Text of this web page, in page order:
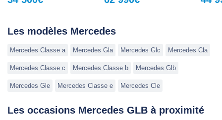
- Assistant limitation de vitesse avec système de lecture
des panneaux
Autres �
Les modèles Mercedes
Mercedes Classe a Mercedes Gla Mercedes Glc Mercedes Cla
Mercedes Classe c Mercedes Classe b Mercedes Glb
Mercedes Gle Mercedes Classe e Mercedes Cle
Les occasions Mercedes GLB à proximité